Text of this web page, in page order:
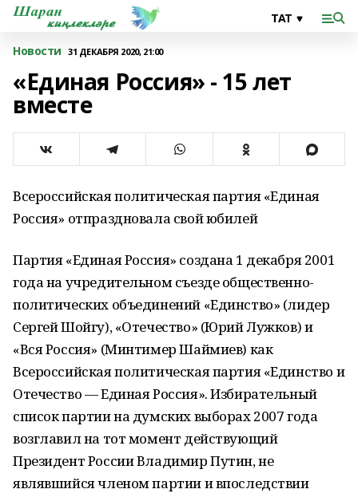
Новости 31 ДЕКАБРЯ 2020, 21:00
«Единая Россия» - 15 лет
вместе
Всероссийская политическая партия «Единая
Россия» отпраздновала свой юбилей
Партия «Единая Россия» создана 1 декабря 2001
года на учредительном съезде общественно-
политических объединений «Единство» (лидер
Сергей Шойгу), «Отечество» (Юрий Лужков) и
«Вся Россия» (Минтимер Шаймиев) как
Всероссийская политическая партия «Единство и
Отечество — Единая Россия». Избирательный
список партии на думских выборах 2007 года
возглавил на тот момент действующий
Президент России Владимир Путин, не
являвшийся членом партии и впоследствии